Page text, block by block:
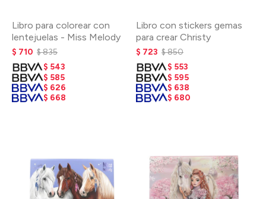
Libro para colorear con
lentejuelas - Miss Melody
$ 710 $835
$ 543
$ 585
$ 626
$ 668
Libro con stickers gemas
para crear Christy
$ 723 $850
$ 553
$ 595
$ 638
$ 680